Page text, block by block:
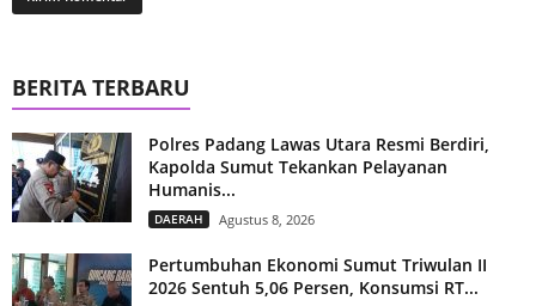
BERITA TERBARU
Polres Padang Lawas Utara Resmi Berdiri,
Kapolda Sumut Tekankan Pelayanan
Humanis...
DAERAH Agustus 8, 2026
Pertumbuhan Ekonomi Sumut Triwulan II
2026 Sentuh 5,06 Persen, Konsumsi RT...